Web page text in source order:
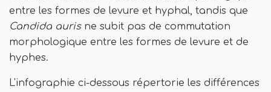
entre les formes de levure et hyphal, tandis que
Candida aurisne subit pas de commutation
morphologique entre les formes de levure et de
hyphes.
L'infographie ci-dessous répertorie les différences